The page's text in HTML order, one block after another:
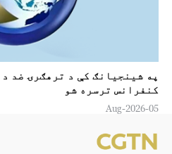
کنفرانس ترسره شو
05-Aug-2026